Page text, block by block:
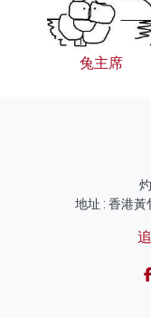
兔主席
地址 : 香港